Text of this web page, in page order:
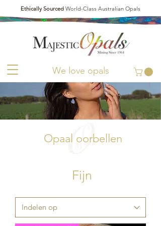
We love opals
Ethically Sourced World-Class Australian Opals
Opaal oorbellen
Fijn